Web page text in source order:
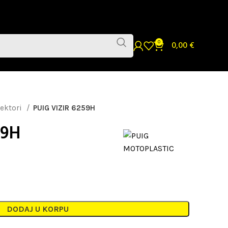
0 0,00€
PUIG VIZIR 6259H
DODAJ U KORPU